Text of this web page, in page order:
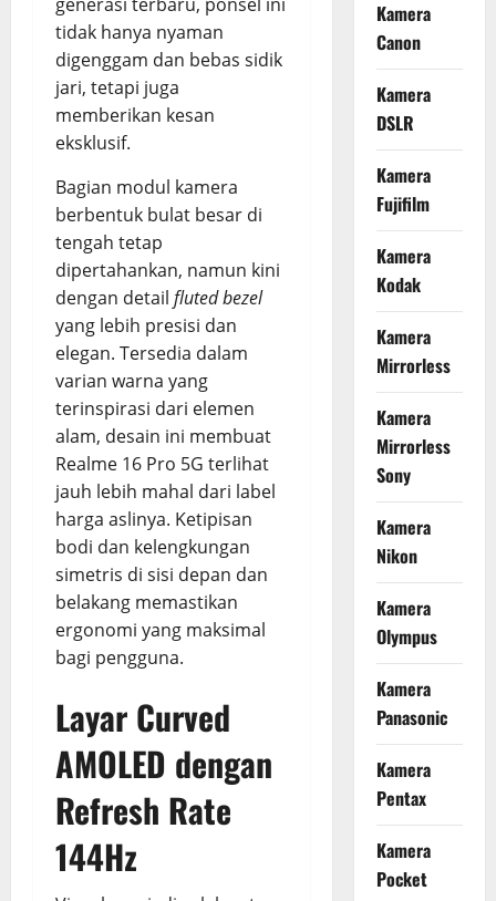
tidak hanya nyaman
digenggam dan bebas sidik
jari, tetapi juga
memberikan kesan
eksklusif.
Bagian modul kamera
berbentuk bulat besar di
tengah tetap
dipertahankan, namun kini
dengan detail fluted bezel
yang lebih presisi dan
elegan. Tersedia dalam
varian warna yang
terinspirasi dari elemen
alam, desain ini membuat
Realme 16 Pro 5G terlihat
jauh lebih mahal dari label
harga aslinya. Ketipisan
bodi dan kelengkungan
simetris di sisi depan dan
belakang memastikan
ergonomi yang maksimal
bagi pengguna.
Layar Curved
AMOLED dengan
Refresh Rate
144Hz
Kamera
Canon
Kamera
DSLR
Kamera
Fujifilm
Kamera
Kodak
Kamera
Mirrorless
Kamera
Mirrorless
Sony
Kamera
Nikon
Kamera
Olympus
Kamera
Panasonic
Kamera
Pentax
Kamera
Pocket